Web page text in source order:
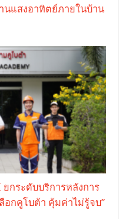
นแสงอาทิตย์ภายในบ้าน
ยกระดับบริการหลังการ
อกคูโบต้า คุ้มค่าไม่รู้จบ”